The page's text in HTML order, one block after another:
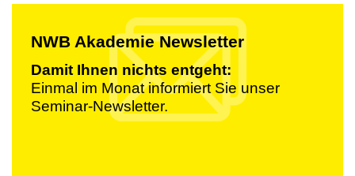
NWB Akademie Newsletter
Damit Ihnen nichts entgeht:
Einmal im Monat informiert Sie unser
Seminar-Newsletter.